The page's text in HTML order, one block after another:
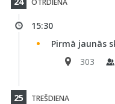
OTRDIENA
15:30
Pirmā jaunās
303
25 TREŠDIENA